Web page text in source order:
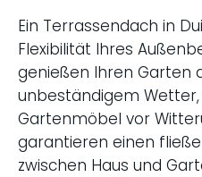
Ein Terrassendach in
Flexibilität Ihres
genießen Ihren Garten
unbeständigem
Gartenmöbel vor
garantieren einen
zwischen Haus und